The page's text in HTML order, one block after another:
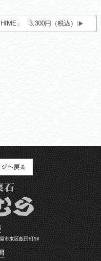
」 3,300円（税込）
市東区飯田町56